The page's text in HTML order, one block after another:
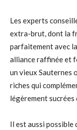
Les experts
extra-brut, dont la
parfaitement avec
alliance raffinée et
un vieux Sauternes
riches qui
légèrement
Il est aussi possible